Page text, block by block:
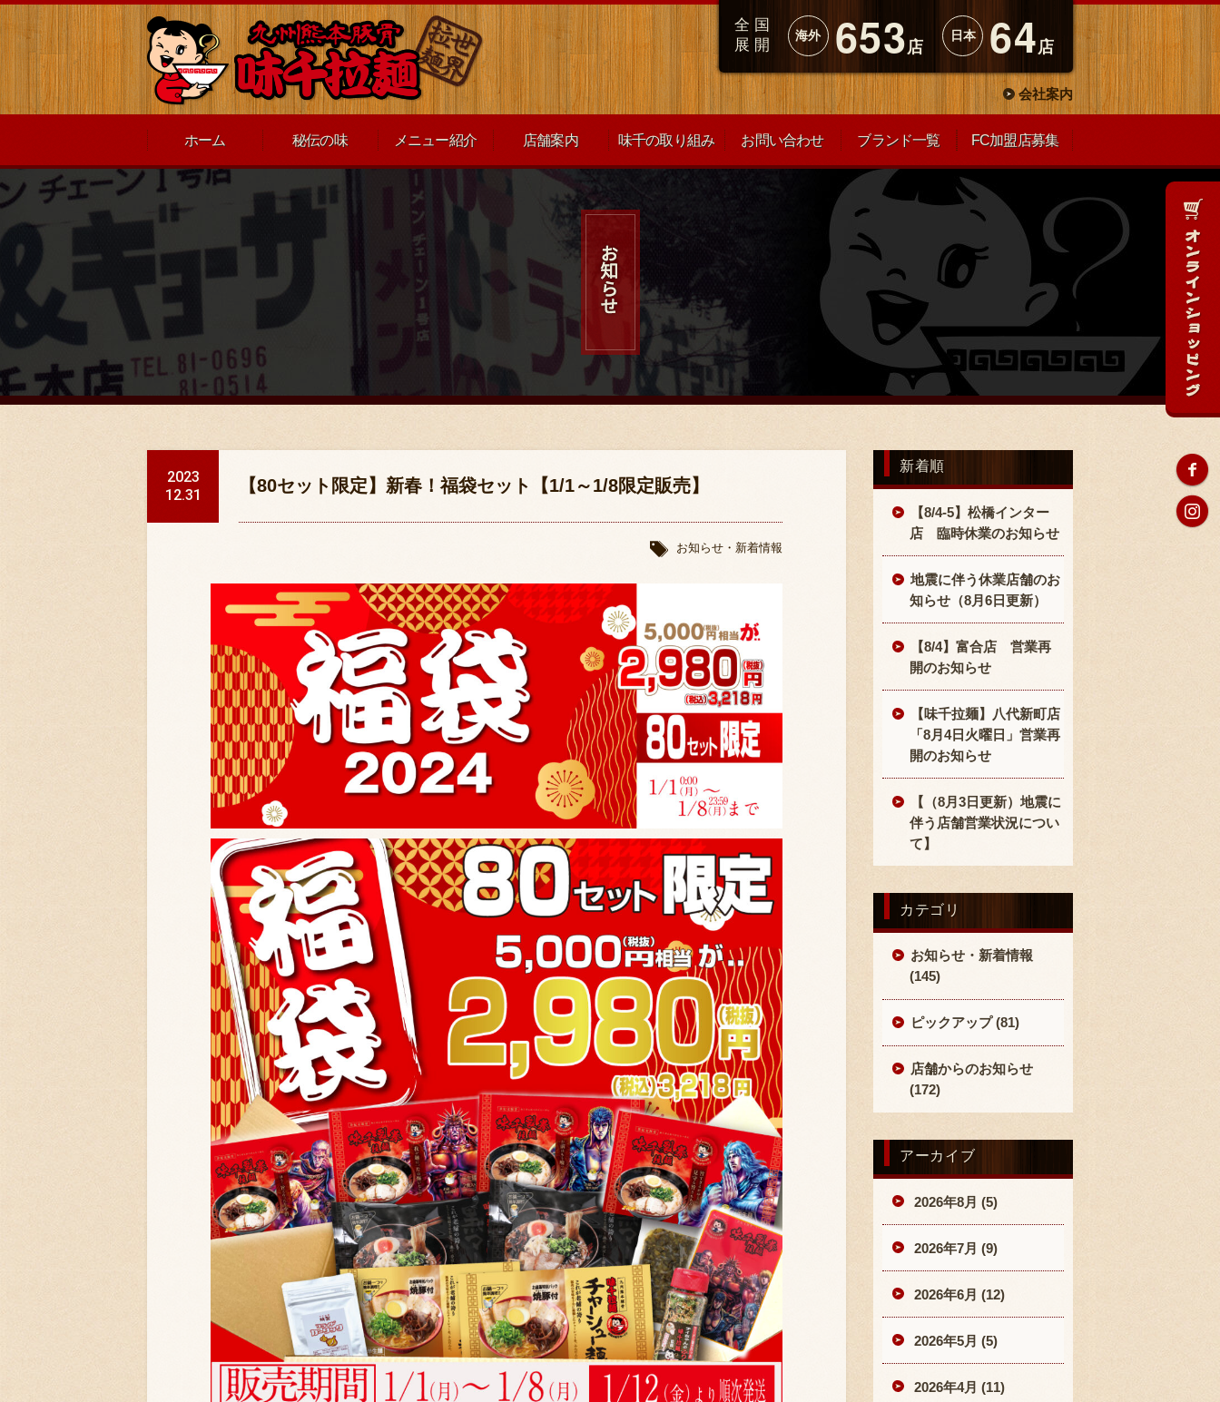
全国
展開
海外 653店
日本 64店
会社案内
ホーム 秘伝の味 メニュー紹介 店舗案内 味千の取り組み お問い合わせ ブランド一覧 FC加盟店募集
2023
12.31
【80セット限定】新春！福袋セット【1/1～1/8限定販売】
お知らせ・新着情報
新着順
【8/4-5】松橋インター
店 臨時休業のお知らせ
地震に伴う休業店舗のお
知らせ（8月6日更新）
【8/4】富合店 営業再
開のお知らせ
【味千拉麺】八代新町店
「8月4日火曜日」営業再
開のお知らせ
【（8月3日更新）地震に
伴う店舗営業状況につい
て】
カテゴリ
お知らせ・新着情報
(145)
ピックアップ (81)
店舗からのお知らせ
(172)
アーカイブ
2026年8月 (5)
2026年7月 (9)
2026年6月 (12)
2026年5月 (5)
2026年4月 (11)